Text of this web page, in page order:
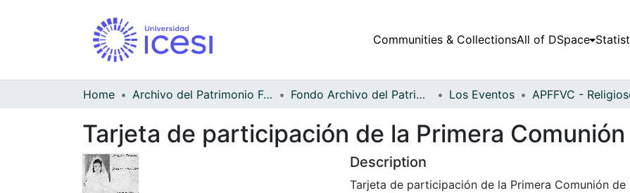
Communities & CollectionsAll of DSpace
Home Archivo del Patrimonio Fotográfico y Fílmico del Valle del Cauca Fondo Archivo del Patrimonio Fotográfico y Fílmico del Valle del Cauca Los Eventos
Tarjeta de participación de la Primera
Description
Tarjeta de participación de la Primera Comunión de